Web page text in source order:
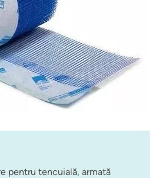
pentru tencuială, armată